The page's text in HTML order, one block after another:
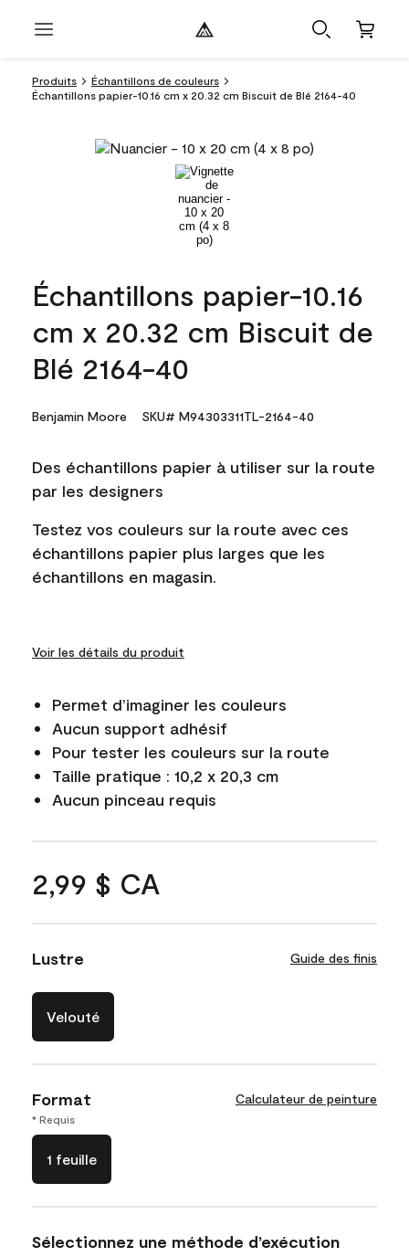
Produits
Échantillons de couleurs
Échantillons papier-10.16 cm x 20.32 cm Biscuit de Blé 2164-40
Échantillons papier-10.16
cm x 20.32 cm Biscuit de
Blé 2164-40
Benjamin Moore SKU# M94303311TL-2164-40
Des échantillons papier à utiliser sur la route
par les designers
Testez vos couleurs sur la route avec ces
échantillons papier plus larges que les
échantillons en magasin.
Voir les détails du produit
Permet d’imaginer les couleurs
Aucun support adhésif
Pour tester les couleurs sur la route
Taille pratique : 10,2 x 20,3 cm
Aucun pinceau requis
2,99 $ CA
Lustre Guide des finis
Velouté
Format Calculateur de peinture
* Requis
1 feuille
Sélectionnez une méthode d’exécution